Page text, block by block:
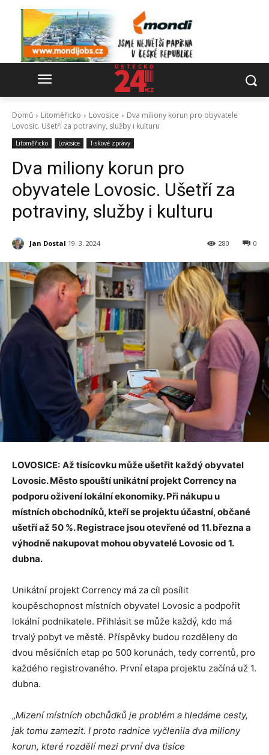
Domů Litoměřicko Lovosice
Dva miliony korun pro obyvatele
Lovosic. Ušetří za potraviny, služby i kulturu
Litoměřicko Lovosice Tiskové zprávy
Dva miliony korun pro
obyvatele Lovosic. Ušetří za
potraviny, služby i kulturu
Jan Dostal 19. 3. 2024 0
280
LOVOSICE: Až tisícovku může ušetřit každý obyvatel
Lovosic. Město spouští unikátní projekt Corrency na
podporu oživení lokální ekonomiky. Při nákupu u
místních obchodníků, kteří se projektu účastní, občané
ušetří až 50 %. Registrace jsou otevřené od 11. března a
výhodně nakupovat mohou obyvatelé Lovosic od 1.
dubna.
Unikátní projekt Corrency má za cíl posílit
koupěschopnost místních obyvatel Lovosic a podpořit
lokální podnikatele. Přihlásit se může každý, kdo má
trvalý pobyt ve městě. Příspěvky budou rozděleny do
dvou měsíčních etap po 500 korunách, tedy correntů, pro
každého registrovaného. První etapa projektu začíná už 1.
dubna.
„Mizení místních obchůdků je problém a hledáme cesty,
jak tomu zamezit. I proto radnice vyčlenila dva miliony
korun, které rozdělí mezi první dva tisíce